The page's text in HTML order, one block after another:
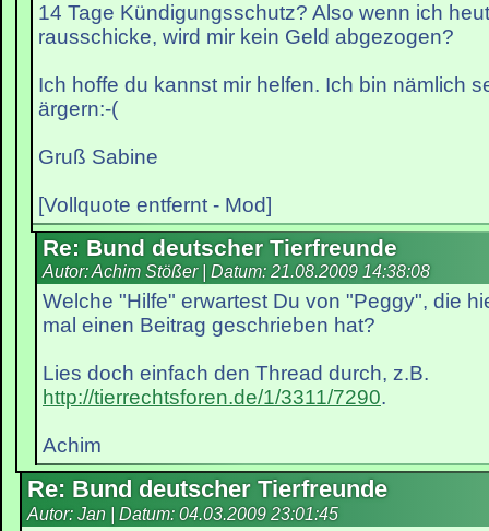
14 Tage Kündigungsschutz? Also wenn ich
rausschicke, wird mir kein Geld abgezogen?
Ich hoffe du kannst mir helfen. Ich bin nämlich
ärgern:-(
Gruß Sabine
[Vollquote entfernt - Mod]
Re: Bund deutscher Tierfreunde
Autor: Achim Stößer | Datum: 21.08.2009 14:38:08
Welche "Hilfe" erwartest Du von "Peggy", die
mal einen Beitrag geschrieben hat?
Lies doch einfach den Thread durch, z.B.
http://tierrechtsforen.de/1/3311/7290.
Achim
Re: Bund deutscher Tierfreunde
Autor: Jan | Datum: 04.03.2009 23:01:45